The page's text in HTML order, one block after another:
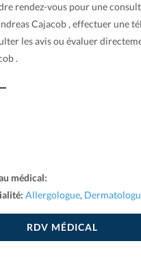
rendez-vous pour une
Cajacob , effectuer une
les avis ou évaluer
.
médical:
Allergologue,
RDV MÉDICAL